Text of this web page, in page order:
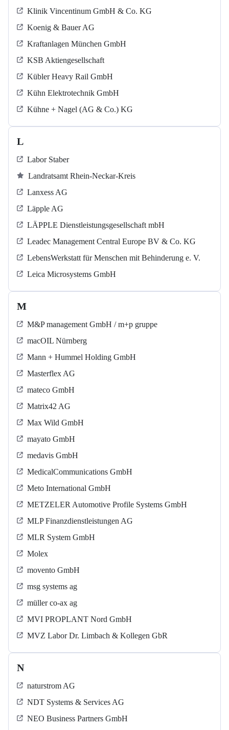
Klinik Vincentinum GmbH & Co. KG
Koenig & Bauer AG
Kraftanlagen München GmbH
KSB Aktiengesellschaft
Kübler Heavy Rail GmbH
Kühn Elektrotechnik GmbH
Kühne + Nagel (AG & Co.) KG
L
Labor Staber
Landratsamt Rhein-Neckar-Kreis
Lanxess AG
Läpple AG
LÄPPLE Dienstleistungsgesellschaft mbH
Leadec Management Central Europe BV & Co. KG
LebensWerkstatt für Menschen mit Behinderung e. V.
Leica Microsystems GmbH
M
M&P management GmbH / m+p gruppe
macOIL Nürnberg
Mann + Hummel Holding GmbH
Masterflex AG
mateco GmbH
Matrix42 AG
Max Wild GmbH
mayato GmbH
medavis GmbH
MedicalCommunications GmbH
Meto International GmbH
METZELER Automotive Profile Systems GmbH
MLP Finanzdienstleistungen AG
MLR System GmbH
Molex
movento GmbH
msg systems ag
müller co-ax ag
MVI PROPLANT Nord GmbH
MVZ Labor Dr. Limbach & Kollegen GbR
N
naturstrom AG
NDT Systems & Services AG
NEO Business Partners GmbH